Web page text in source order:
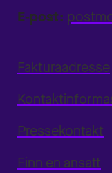
E-post:
Fakturaadresse
Pressekontakt
Finn en ansatt